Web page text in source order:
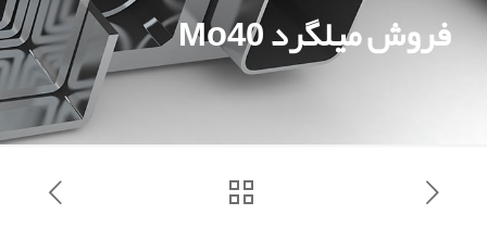
فروش میلگرد Mo40